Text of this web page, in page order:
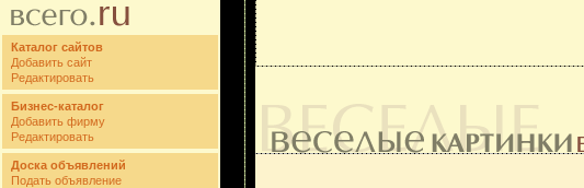
Каталог сайтов
Добавить сайт
Редактировать
Бизнес-каталог
Добавить фирму
Редактировать
Доска объявлений
Подать объявление